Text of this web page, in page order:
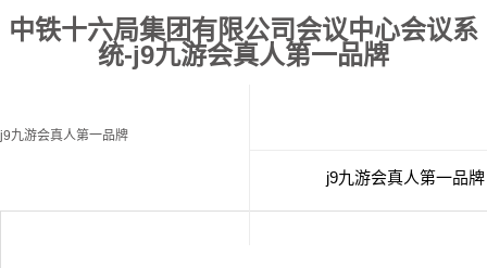
中铁十六局集团有限公司会议中心会议系
统-j9九游会真人第一品牌
j9九游会真人第一品牌
j9九游会真人第一品牌